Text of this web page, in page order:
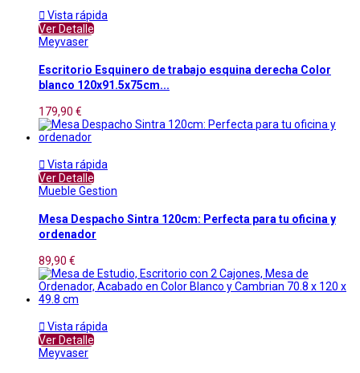
 Vista rápida
Ver Detalle
Meyvaser
Escritorio Esquinero de trabajo esquina derecha Color
blanco 120x91.5x75cm...
179,90 €
 Vista rápida
Ver Detalle
Mueble Gestion
Mesa Despacho Sintra 120cm: Perfecta para tu oficina y
ordenador
89,90 €
 Vista rápida
Ver Detalle
Meyvaser